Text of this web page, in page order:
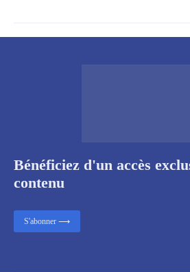
Bénéficiez d'un accès
contenu
S'abonner ⟶